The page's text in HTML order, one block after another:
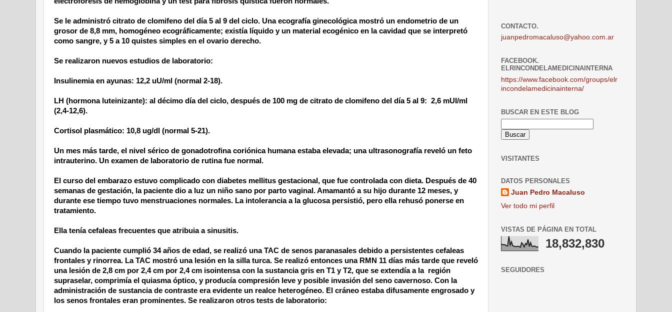
Se le administró citrato de clomifeno del día 5 al 9 del ciclo. Una ecografía ginecológica mostró un endometrio de un
grosor de 8,8 mm, homogéneo ecográficamente; existía líquido y un material ecogénico en la cavidad que se interpretó
como sangre, y5 a10 quistes simples en el ovario derecho.
Se realizaron nuevos estudios de laboratorio:
Insulinemia en ayunas: 12,2 uU/ml (normal 2-18).
LH (hormona luteinizante): al décimo día del ciclo, después de 100 mg de citrato de clomifeno del día 5 al 9: 2,6 mUI/ml
(2,4-12,6).
Cortisol plasmático: 10,8 ug/dl (normal 5-21).
Un mes más tarde, el nivel sérico de gonadotrofina coriónica humana estaba elevada; una ultrasonografía reveló un feto
intrauterino. Un examen de laboratorio de rutina fue normal.
El curso del embarazo estuvo complicado con diabetes mellitus gestacional, que fue controlada con dieta. Después de 40
semanas de gestación, la paciente dio a luz un niño sano por parto vaginal. Amamantó a su hijo durante 12 meses, y
durante ese tiempo tuvo menstruaciones normales. La intolerancia a la glucosa persistió, pero ella rehusó ponerse en
tratamiento.
Ella tenía cefaleas frecuentes que atribuia a sinusitis.
Cuando la paciente cumplió 34 años de edad, se realizó una TAC de senos paranasales debido a persistentes cefaleas
frontales y rinorrea. La TAC mostró una lesión en la silla turca. Se realizó entonces una RMN 11 días más tarde que reveló
una lesión de 2,8 cm por 2,4 cm por 2,4 cm isointensa con la sustancia gris en T1 y T2, que se extendía a la región
supraselar, comprimía el quiasma óptico, y producía compresión leve y posible invasión del seno cavernoso. Con la
administración de sustancia de contraste era evidente un realce heterogéneo. El cráneo estaba difusamente engrosado y
los senos frontales eran prominentes. Se realizaron otros tests de laboratorio:
CONTACTO.
juanpedromacaluso@yahoo.com.ar
FACEBOOK.
ELRINCONDELAMEDICINAINTERNA
https://www.facebook.com/groups/elr
incondelamedicinainterna/
BUSCAR EN ESTE BLOG
VISITANTES
DATOS PERSONALES
Juan Pedro Macaluso
Ver todo mi perfil
VISTAS DE PÁGINA EN TOTAL
18,832,830
SEGUIDORES